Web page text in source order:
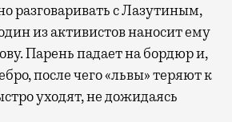
разговаривать с Лазутиным,
из активистов наносит ему
Парень падает на бордюр и,
после чего «львы» теряют к
уходят, не дожидаясь